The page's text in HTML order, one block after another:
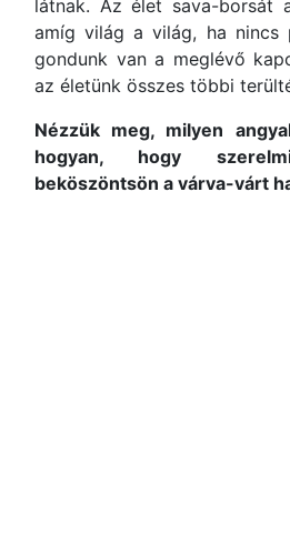
látnak. Az élet sava-borsát
amíg világ a világ, ha nincs
gondunk van a meglévő
az életünk összes többi
Nézzük meg, milyen
hogyan, hogy
beköszöntsön a várva-várt